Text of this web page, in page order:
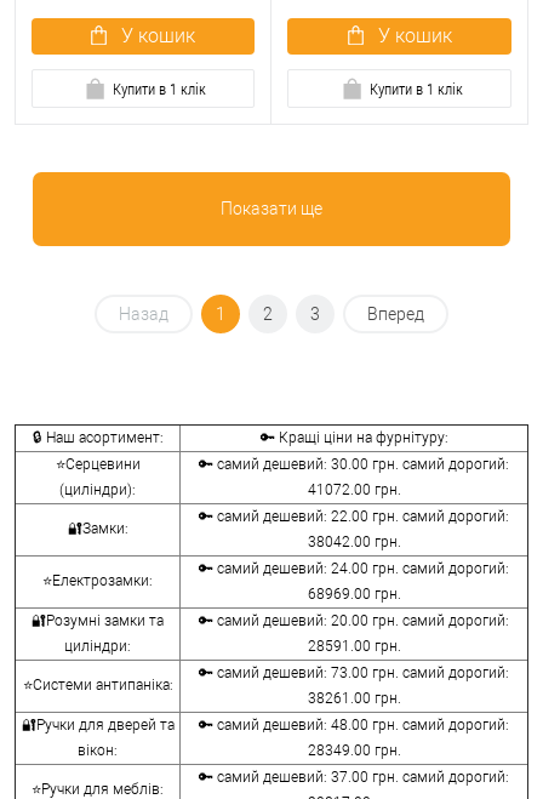
У кошик
Купити в 1 клік
У кошик
Купити в 1 клік
Показати ще
Назад 1 2 3 Вперед
🔒 Наш асортимент:
🔑 Кращі ціни на фурнітуру:
⭐Серцевини
(циліндри):
🔑 самий дешевий: 30.00 грн. самий дорогий:
41072.00 грн.
🔐Замки:
🔑 самий дешевий: 22.00 грн. самий дорогий:
38042.00 грн.
⭐Електрозамки:
🔑 самий дешевий: 24.00 грн. самий дорогий:
68969.00 грн.
🔐Розумні замки та
циліндри:
🔑 самий дешевий: 20.00 грн. самий дорогий:
28591.00 грн.
⭐Системи антипаніка:
🔑 самий дешевий: 73.00 грн. самий дорогий:
38261.00 грн.
🔐Ручки для дверей та
вікон:
🔑 самий дешевий: 48.00 грн. самий дорогий:
28349.00 грн.
⭐Ручки для меблів:
🔑 самий дешевий: 37.00 грн. самий дорогий: